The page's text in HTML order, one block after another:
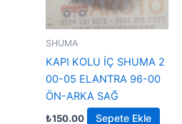
SHUMA
KAPI KOLU İÇ SHUMA 2
00-05 ELANTRA 96-00
ÖN-ARKA SAĞ
₺150.00 Sepete Ekle